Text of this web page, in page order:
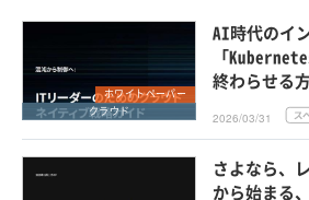
ホワイトペーパー
クラウド
AI時代のイ
「
終わらせる
2026/03/31
さよなら、
から始まる